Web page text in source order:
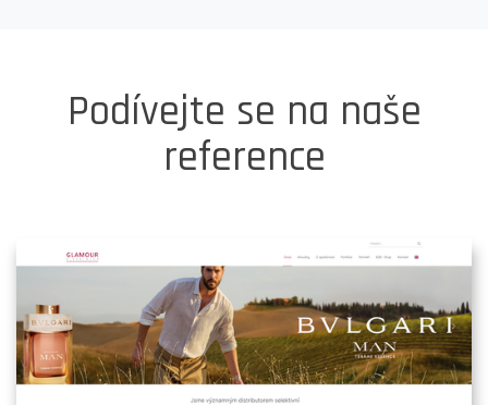
Podívejte se na naše
reference